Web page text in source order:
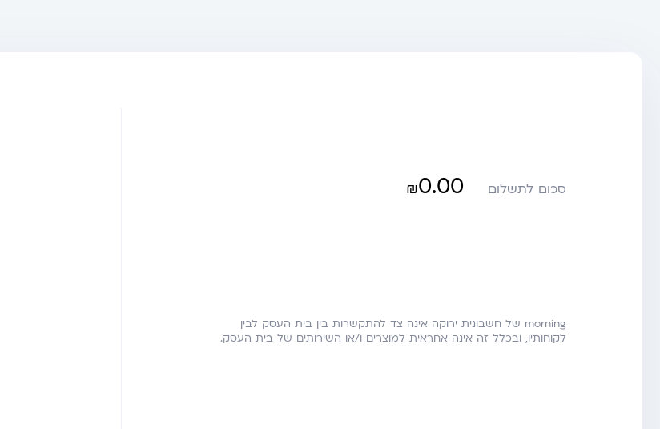
סכום לתשלום ₪0.00
morning של חשבונית ירוקה אינה צד להתקשרות בין בית העסק לבין
לקוחותיו, ובכלל זה אינה אחראית למוצרים ו/או השירותים של בית העסק.